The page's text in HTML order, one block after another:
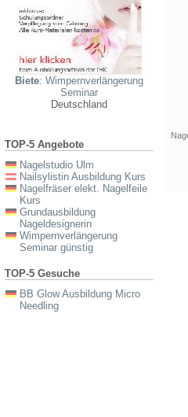
Biete: Wimpernverlängerung
Seminar
Deutschland
TOP-5 Angebote
Nagelstudio Ulm
Nailsylistin Ausbildung Kurs
Nagelfräser elekt. Nagelfeile
Kurs
Grundausbildung
Nageldesignerin
Wimpernverlängerung
Seminar günstig
TOP-5 Gesuche
BB Glow Ausbildung Micro
Needling